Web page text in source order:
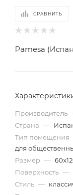
СРАВНИТЬ
Pamesa
Производитель
Страна —
Тип помещения
для
Размер —
Поверхность —
Стиль —